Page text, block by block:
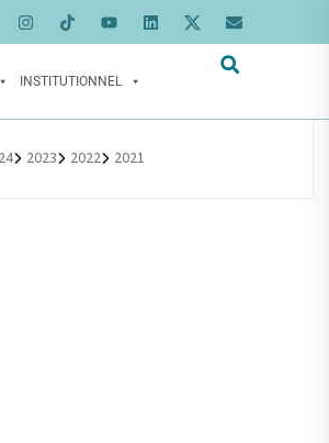
INSTITUTIONNEL
2023 2022 2021